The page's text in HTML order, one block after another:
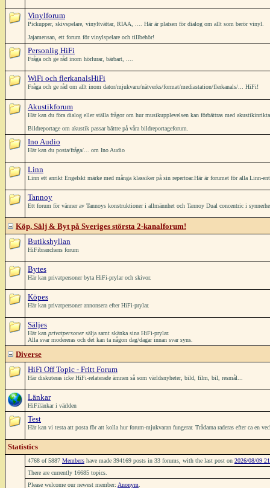
Vinylforum
Pickupper, skivspelare, vinyltvättar, RIAA, .... Här är platsen för dialog om allt som berör vinyl.
Jajamensan, ett forum för vinylspelare och tillbehör!
Personlig HiFi
Fråga och ge råd inom hörlurar, bärbart, ....
WiFi och flerkanalsHiFi
Fråga och ge råd om allt inom dator/mjukvaru/nätverks/format/mediastation/flerkanals/... HiFi!
Akustikforum
Här kan du föra dialog eller ställa frågor om hur musikupplevelsen kan förbättras med
Bildreportage om akustik passar bättre på våra bildreportageforum.
Ino Audio
Här kan du posta/fråga/... om Ino Audio
Linn
Linn ett anrikt Engelskt märke med många klassiker på sin repertoar.Här är forumet för alla Linn-
Tannoy
Ett forum för vänner av Tannoys konstruktioner i allmännhet och Tannoy Dual concentric i
Köp, Sälj & Byt på Sveriges största 2-kanalforum!
Butikshyllan
HiFibranchens forum
Bytes
Här kan privatpersoner byta HiFi-prylar och skivor.
Köpes
Här kan privatpersoner annonsera efter HiFi-prylar.
Säljes
Här kan privatpersoner sälja samt skänka sina HiFi-prylar.
Alla svar modereras och det kan ta någon dag/dagar innan svar syns.
Diverse
HiFi Off Topic - Fritt Forum
Här diskuteras icke HiFi-relaterade ämnen så som världsnyheter, bild, film, bil, resmål...
Länkar
HiFilänkar i världen
Test
Här kan vi testa att posta för att kolla hur forum-mjukvaran fungerar. Trådarna raderas efter ca en
Statistics
4768 of 5887 Members have made 394169 posts in 33 forums, with the last post on 2026/08/09
There are currently 16685 topics.
Please welcome our newest member: Anonym